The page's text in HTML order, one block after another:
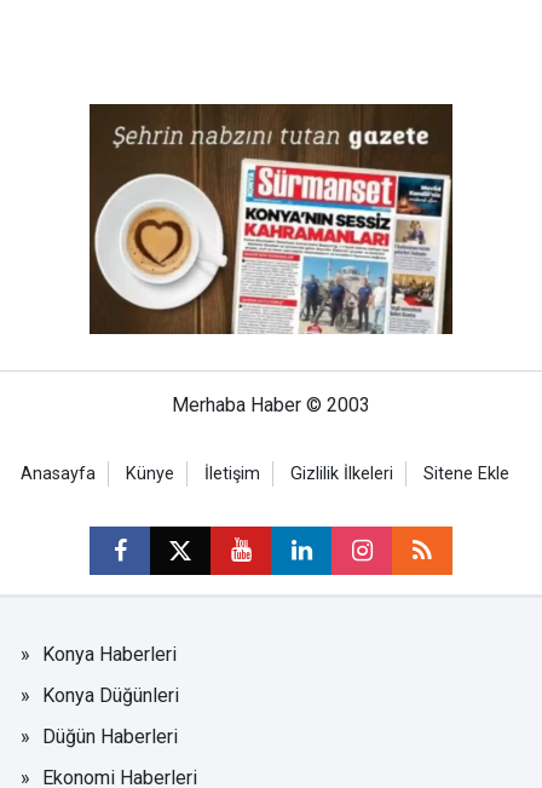
Merhaba Haber © 2003
Anasayfa Künye İletişim Gizlilik İlkeleri Sitene Ekle
Konya Haberleri
Konya Düğünleri
Düğün Haberleri
Ekonomi Haberleri